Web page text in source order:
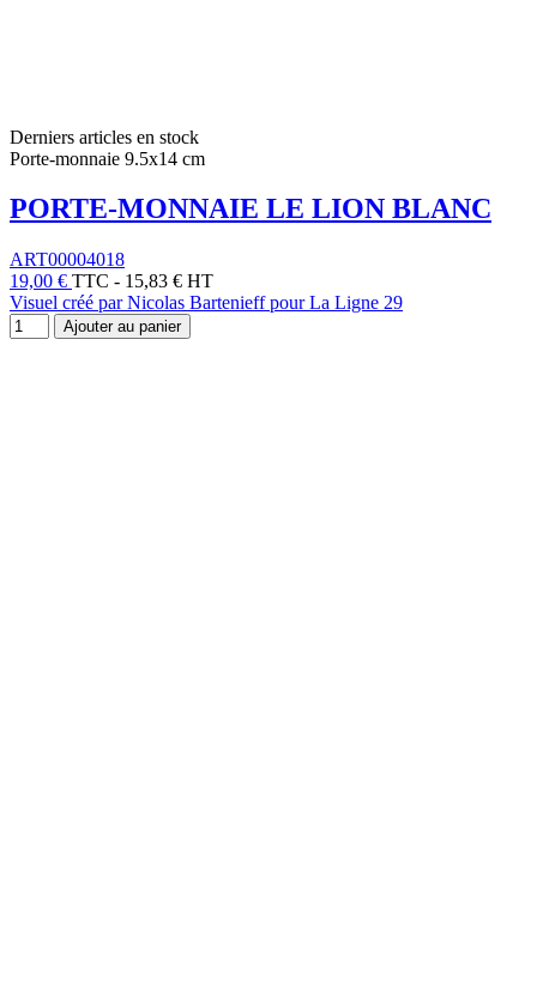
Derniers articles en stock
Porte-monnaie 9.5x14 cm
PORTE-MONNAIE LE LION BLANC
ART00004018
19,00 € TTC - 15,83 € HT
Visuel créé par Nicolas Bartenieff pour La Ligne 29
Ajouter au panier